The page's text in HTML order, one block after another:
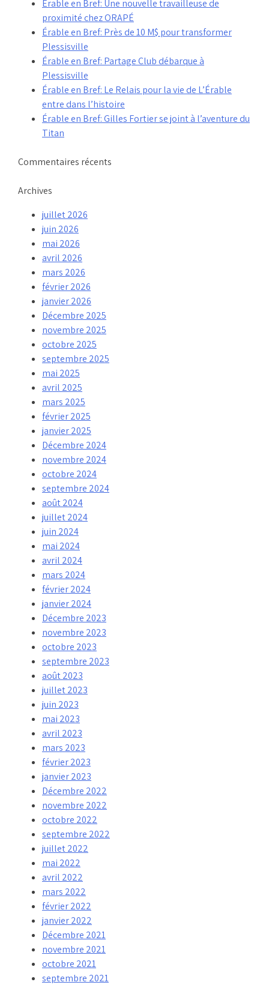
Érable en Bref: Une nouvelle travailleuse de
proximité chez ORAPÉ
Érable en Bref: Près de 10 M$ pour transformer
Plessisville
Érable en Bref: Partage Club débarque à
Plessisville
Érable en Bref: Le Relais pour la vie de L’Érable
entre dans l’histoire
Érable en Bref: Gilles Fortier se joint à l’aventure du
Titan
Commentaires récents
Archives
juillet 2026
juin 2026
mai 2026
avril 2026
mars 2026
février 2026
janvier 2026
Décembre 2025
novembre 2025
octobre 2025
septembre 2025
mai 2025
avril 2025
mars 2025
février 2025
janvier 2025
Décembre 2024
novembre 2024
octobre 2024
septembre 2024
août 2024
juillet 2024
juin 2024
mai 2024
avril 2024
mars 2024
février 2024
janvier 2024
Décembre 2023
novembre 2023
octobre 2023
septembre 2023
août 2023
juillet 2023
juin 2023
mai 2023
avril 2023
mars 2023
février 2023
janvier 2023
Décembre 2022
novembre 2022
octobre 2022
septembre 2022
juillet 2022
mai 2022
avril 2022
mars 2022
février 2022
janvier 2022
Décembre 2021
novembre 2021
octobre 2021
septembre 2021